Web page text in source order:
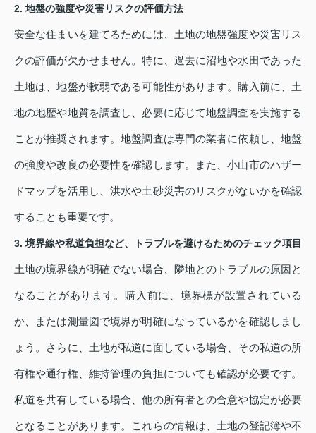
2. 地盤の強度や災害リスクの評価方法
安全な住まいを建てるためには、土地の地盤強度や災害リス
クの評価が欠かせません。特に、過去に沼地や水田であった
土地は、地盤が軟弱である可能性があります。購入前に、土
地の地歴や地質を調査し、必要に応じて地盤調査を実施する
ことが推奨されます。地盤調査は専門の業者に依頼し、地盤
の強度や改良の必要性を確認します。また、小山市のハザー
ドマップを活用し、洪水や土砂災害のリスクがないかを確認
することも重要です。
3. 境界線や私道負担など、トラブルを避けるためのチェック項目
土地の境界線が明確でない場合、隣地とのトラブルの原因と
なることがあります。購入前に、境界標が設置されている
か、または測量図で境界が明確になっているかを確認しまし
ょう。さらに、土地が私道に面している場合、その私道の所
有権や通行権、維持管理の負担についても確認が必要です。
私道を共有している場合、他の所有者との合意や協定が必要
となることがあります。これらの情報は、土地の登記簿や不